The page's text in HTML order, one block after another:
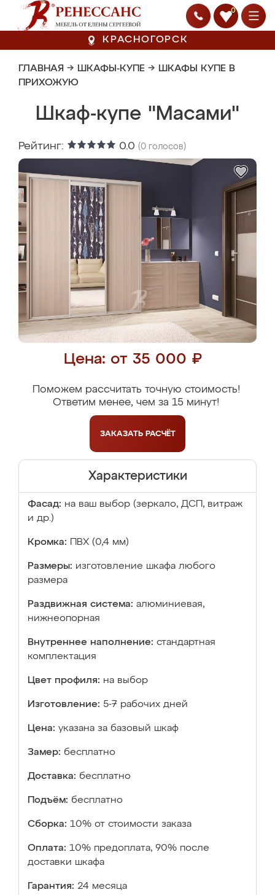
0
КРАСНОГОРСК
ГЛАВНАЯ → ШКАФЫ-КУПЕ → ШКАФЫ КУПЕ В
ПРИХОЖУЮ
Шкаф-купе "Масами"
Рейтинг: 0.0 (0 голосов)
Цена: от 35 000 ₽
Поможем рассчитать точную стоимость!
Ответим менее, чем за 15 минут!
ЗАКАЗАТЬ РАСЧЁТ
Характеристики
Фасад: на ваш выбор (зеркало, ДСП, витраж
и др.)
Кромка: ПВХ (0,4 мм)
Размеры: изготовление шкафа любого
размера
Раздвижная система: алюминиевая,
нижнеопорная
Внутреннее наполнение: стандартная
комплектация
Цвет профиля: на выбор
Изготовление: 5-7 рабочих дней
Цена: указана за базовый шкаф
Замер: бесплатно
Доставка: бесплатно
Подъём: бесплатно
Сборка: 10% от стоимости заказа
Оплата: 10% предоплата, 90% после
доставки шкафа
Гарантия: 24 месяца